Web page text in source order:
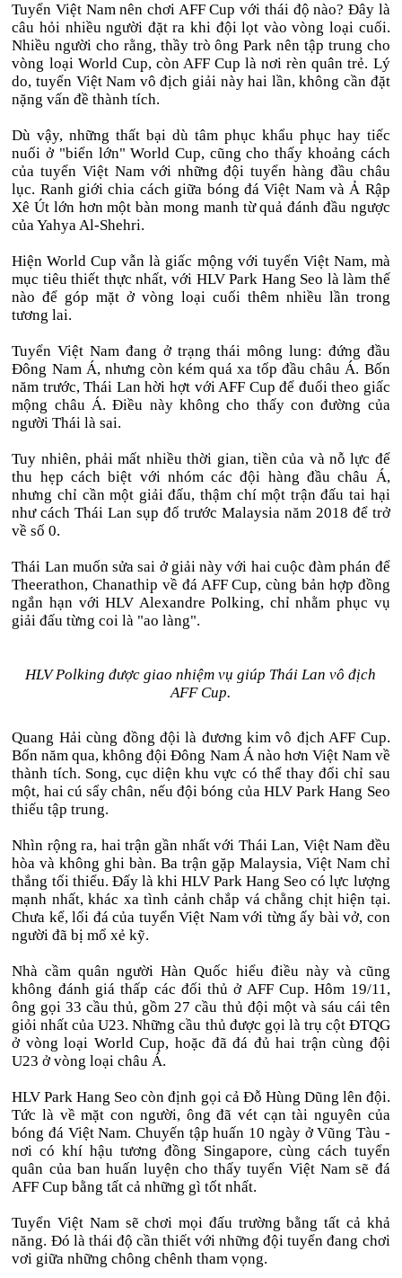
Tuyển Việt Nam nên chơi AFF Cup với thái độ nào? Đây là
câu hỏi nhiều người đặt ra khi đội lọt vào vòng loại cuối.
Nhiều người cho rằng, thầy trò ông Park nên tập trung cho
vòng loại World Cup, còn AFF Cup là nơi rèn quân trẻ. Lý
do, tuyển Việt Nam vô địch giải này hai lần, không cần đặt
nặng vấn đề thành tích.
Dù vậy, những thất bại dù tâm phục khẩu phục hay tiếc
nuối ở "biển lớn" World Cup, cũng cho thấy khoảng cách
của tuyển Việt Nam với những đội tuyển hàng đầu châu
lục. Ranh giới chia cách giữa bóng đá Việt Nam và Ả Rập
Xê Út lớn hơn một bàn mong manh từ quả đánh đầu ngược
của Yahya Al-Shehri.
Hiện World Cup vẫn là giấc mộng với tuyển Việt Nam, mà
mục tiêu thiết thực nhất, với HLV Park Hang Seo là làm thế
nào để góp mặt ở vòng loại cuối thêm nhiều lần trong
tương lai.
Tuyển Việt Nam đang ở trạng thái mông lung: đứng đầu
Đông Nam Á, nhưng còn kém quá xa tốp đầu châu Á. Bốn
năm trước, Thái Lan hời hợt với AFF Cup để đuổi theo giấc
mộng châu Á. Điều này không cho thấy con đường của
người Thái là sai.
Tuy nhiên, phải mất nhiều thời gian, tiền của và nỗ lực để
thu hẹp cách biệt với nhóm các đội hàng đầu châu Á,
nhưng chỉ cần một giải đấu, thậm chí một trận đấu tai hại
như cách Thái Lan sụp đổ trước Malaysia năm 2018 để trở
về số 0.
Thái Lan muốn sửa sai ở giải này với hai cuộc đàm phán để
Theerathon, Chanathip về đá AFF Cup, cùng bản hợp đồng
ngắn hạn với HLV Alexandre Polking, chỉ nhằm phục vụ
giải đấu từng coi là "ao làng".
HLV Polking được giao nhiệm vụ giúp Thái Lan vô địch
AFF Cup.
Quang Hải cùng đồng đội là đương kim vô địch AFF Cup.
Bốn năm qua, không đội Đông Nam Á nào hơn Việt Nam về
thành tích. Song, cục diện khu vực có thể thay đổi chỉ sau
một, hai cú sẩy chân, nếu đội bóng của HLV Park Hang Seo
thiếu tập trung.
Nhìn rộng ra, hai trận gần nhất với Thái Lan, Việt Nam đều
hòa và không ghi bàn. Ba trận gặp Malaysia, Việt Nam chỉ
thắng tối thiểu. Đấy là khi HLV Park Hang Seo có lực lượng
mạnh nhất, khác xa tình cảnh chắp vá chằng chịt hiện tại.
Chưa kể, lối đá của tuyển Việt Nam với từng ấy bài vở, con
người đã bị mổ xẻ kỹ.
Nhà cầm quân người Hàn Quốc hiểu điều này và cũng
không đánh giá thấp các đối thủ ở AFF Cup. Hôm 19/11,
ông gọi 33 cầu thủ, gồm 27 cầu thủ đội một và sáu cái tên
giỏi nhất của U23. Những cầu thủ được gọi là trụ cột ĐTQG
ở vòng loại World Cup, hoặc đã đá đủ hai trận cùng đội
U23 ở vòng loại châu Á.
HLV Park Hang Seo còn định gọi cả Đỗ Hùng Dũng lên đội.
Tức là về mặt con người, ông đã vét cạn tài nguyên của
bóng đá Việt Nam. Chuyến tập huấn 10 ngày ở Vũng Tàu -
nơi có khí hậu tương đồng Singapore, cùng cách tuyển
quân của ban huấn luyện cho thấy tuyển Việt Nam sẽ đá
AFF Cup bằng tất cả những gì tốt nhất.
Tuyển Việt Nam sẽ chơi mọi đấu trường bằng tất cả khả
năng. Đó là thái độ cần thiết với những đội tuyển đang chơi
vơi giữa những chông chênh tham vọng.